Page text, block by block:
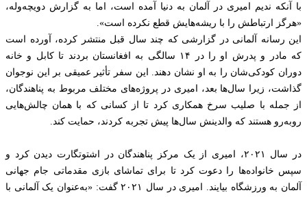
با آنکه ندیم امیری در آلمان به دنیا آمده است، اما به گزارش دویچه‌وله،
«هرگز ارتباطش را با ریشه‌هایش قطع نکرده است».
این رسانه آلمانی در گزارشی که چند سال قبل منتشر کرده، آورده است
که مادر و پدرش او را در ۱۴ سالگی به افغانستان بردند تا کابل و خانه
دوران کودکی‌شان را به او نشان دهند. این سفر تأثیر عمیقی بر این نوجوان
گذاشت، زیرا سال‌ها بعد، امیری در پروژه‌های مختلف مربوط به پناهندگان،
از جمله با صلیب سرخ همکاری کرد تا از کسانی که با همان چالش‌هایی
روبه‌رو هستند که والدینش سال‌ها پیش تجربه کردند، حمایت کند.
در سال ۲۰۲۱، امیری از یک مرکز پناهندگان در اشتوتگارت دیدن کرد و
سپس خانواده‌ها را دعوت کرد تا برای تماشای بازی مقدماتی جام جهانی
آلمان به ورزشگاه بیایند. امیری در سال ۲۰۲۱ گفت: «به‌عنوان یک آلمانی با